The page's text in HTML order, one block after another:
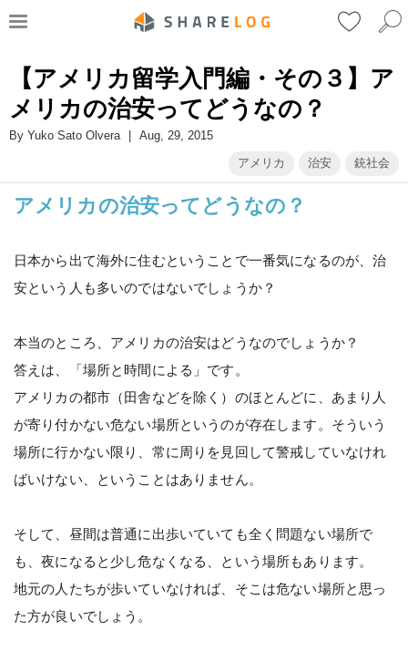
【アメリカ留学入門編・その３】ア
メリカの治安ってどうなの？
By Yuko Sato Olvera
Aug, 29, 2015
アメリカ
治安 銃社会
アメリカの治安ってどうなの？
日本から出て海外に住むということで一番気になるのが、治
安という人も多いのではないでしょうか？
本当のところ、アメリカの治安はどうなのでしょうか？
答えは、「場所と時間による」です。
アメリカの都市（田舎などを除く）のほとんどに、あまり人
が寄り付かない危ない場所というのが存在します。そういう
場所に行かない限り、常に周りを見回して警戒していなけれ
ばいけない、ということはありません。
そして、昼間は普通に出歩いていても全く問題ない場所で
も、夜になると少し危なくなる、という場所もあります。
地元の人たちが歩いていなければ、そこは危ない場所と思っ
た方が良いでしょう。